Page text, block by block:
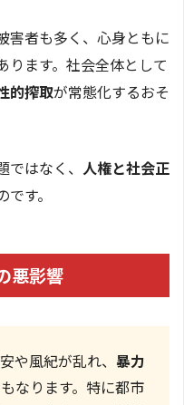
害者も多く、心身ともに
ります。社会全体として
的搾取が常態化するおそ
はなく、 人権と社会正
す。
悪影響
や風紀が乱れ、 暴力
なります。特に都市